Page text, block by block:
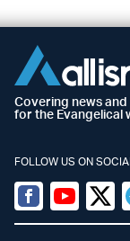
Covering news
for the Evangelical
FOLLOW US ON
Facebook
Youtube